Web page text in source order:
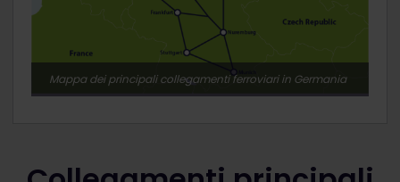
Mappa dei principali collegamenti ferroviari in Germania